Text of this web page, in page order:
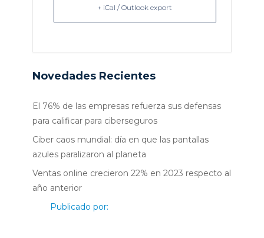
+ iCal / Outlook export
Novedades Recientes
El 76% de las empresas refuerza sus defensas
para calificar para ciberseguros
Ciber caos mundial: día en que las pantallas
azules paralizaron al planeta
Ventas online crecieron 22% en 2023 respecto al
año anterior
Publicado por: